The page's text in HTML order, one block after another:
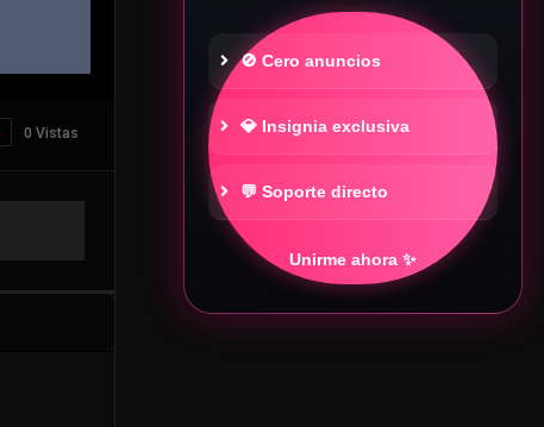
0 Vistas
🚫 Cero anuncios
💎 Insignia exclusiva
💬 Soporte directo
Unirme ahora ✨